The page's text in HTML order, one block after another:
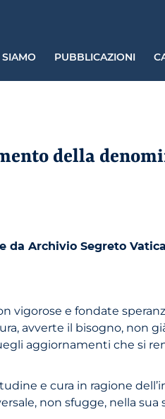
PUBBLICAZIONI
della
Archivio Segreto
vigorose e fondate
avverte il bisogno, non
aggiornamenti che si
e cura in ragione
non sfugge, nella